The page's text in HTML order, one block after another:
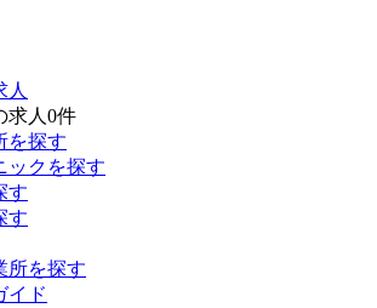
人
求人 0件
を探す
ックを探す
す
す
所を探す
イド